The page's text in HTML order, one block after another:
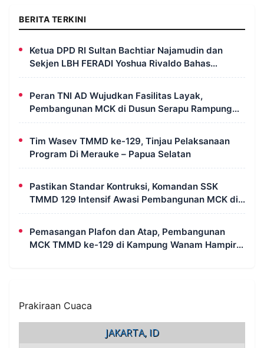
BERITA TERKINI
Ketua DPD RI Sultan Bachtiar Najamudin dan
Sekjen LBH FERADI Yoshua Rivaldo Bahas
Geopolitik dan Supremasi Hukum
Peran TNI AD Wujudkan Fasilitas Layak,
Pembangunan MCK di Dusun Serapu Rampung
Dikerjakan
Tim Wasev TMMD ke-129, Tinjau Pelaksanaan
Program Di Merauke – Papua Selatan
Pastikan Standar Kontruksi, Komandan SSK
TMMD 129 Intensif Awasi Pembangunan MCK di
Wanam
Pemasangan Plafon dan Atap, Pembangunan
MCK TMMD ke-129 di Kampung Wanam Hampir
Prakiraan Cuaca
JAKARTA, ID